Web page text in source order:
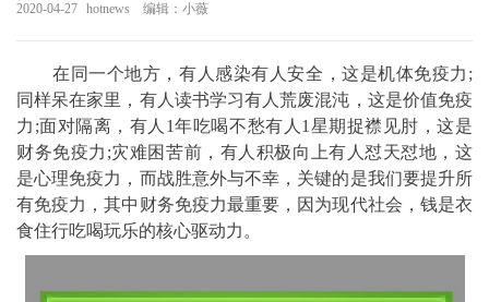
2020-04-27 hotnews 编辑：小薇
在同一个地方，有人感染有人安全，这是机体免疫力;
同样呆在家里，有人读书学习有人荒废混沌，这是价值免疫
力;面对隔离，有人1年吃喝不愁有人1星期捉襟见肘，这是
财务免疫力;灾难困苦前，有人积极向上有人怼天怼地，这
是心理免疫力，而战胜意外与不幸，关键的是我们要提升所
有免疫力，其中财务免疫力最重要，因为现代社会，钱是衣
食住行吃喝玩乐的核心驱动力。